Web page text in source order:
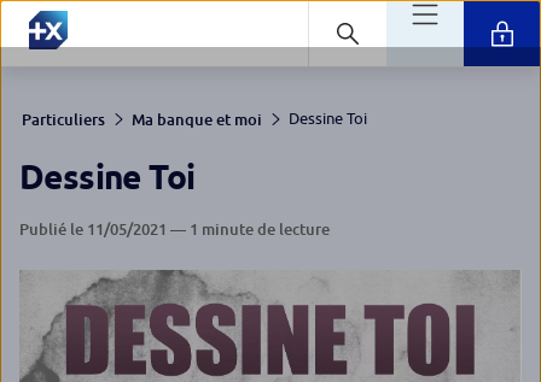
Particuliers Ma banque et moi Dessine Toi
Dessine Toi
Publié le 11/05/2021 — 1 minute de lecture